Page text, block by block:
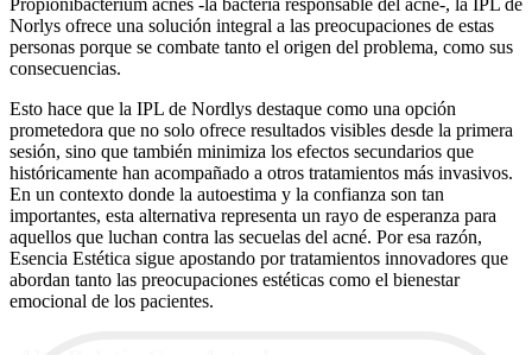
Norlys ofrece una solución integral a las preocupaciones de estas
personas porque se combate tanto el origen del problema, como sus
consecuencias.
Esto hace que la IPL de Nordlys destaque como una opción
prometedora que no solo ofrece resultados visibles desde la primera
sesión, sino que también minimiza los efectos secundarios que
históricamente han acompañado a otros tratamientos más invasivos.
En un contexto donde la autoestima y la confianza son tan
importantes, esta alternativa representa un rayo de esperanza para
aquellos que luchan contra las secuelas del acné. Por esa razón,
Esencia Estética sigue apostando por tratamientos innovadores que
abordan tanto las preocupaciones estéticas como el bienestar
emocional de los pacientes.